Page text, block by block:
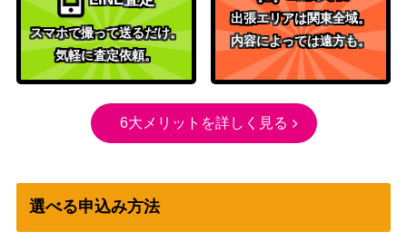
スマホで撮って送るだけ。
気軽に査定依頼。
出張エリアは関東全域。
内容によっては遠方も。
6大メリットを詳しく見る
選べる申込み方法